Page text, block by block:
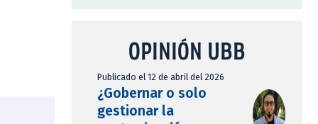
OPINIÓN UBB
Publicado el 12 de abril del 2026
¿Gobernar o solo
gestionar la